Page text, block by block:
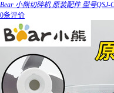
Bear 小熊切碎机 原装配件 型号
0条评价